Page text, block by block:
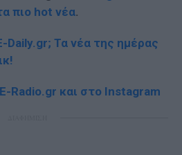
πιο hot νέα.
Daily.gr; Τα νέα της ημέρας
Radio.gr και στο Instagram